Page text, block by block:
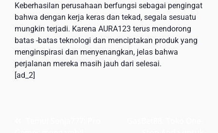
Keberhasilan perusahaan berfungsi sebagai pengingat
bahwa dengan kerja keras dan tekad, segala sesuatu
mungkin terjadi. Karena AURA123 terus mendorong
batas -batas teknologi dan menciptakan produk yang
menginspirasi dan menyenangkan, jelas bahwa
perjalanan mereka masih jauh dari selesai.
[ad_2]